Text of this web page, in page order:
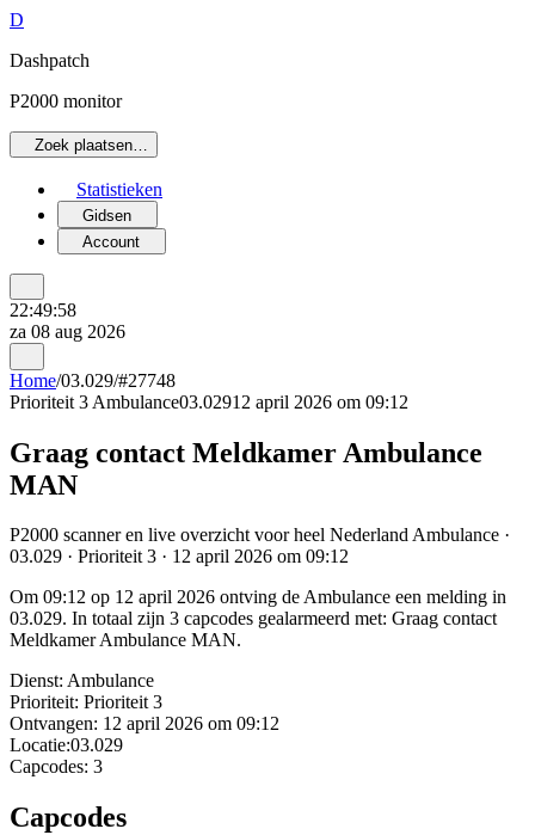
D
Dashpatch
P2000 monitor
Zoek plaatsen…
Statistieken
Gidsen
Account
22:49:58
za 08 aug 2026
Home/03.029/#27748
Prioriteit 3 Ambulance03.02912 april 2026 om 09:12
Graag contact Meldkamer Ambulance
MAN
P2000 scanner en live overzicht voor heel Nederland Ambulance ·
03.029 · Prioriteit 3 · 12 april 2026 om 09:12
Om 09:12 op 12 april 2026 ontving de Ambulance een melding in
03.029. In totaal zijn 3 capcodes gealarmeerd met: Graag contact
Meldkamer Ambulance MAN.
Dienst: Ambulance
Prioriteit: Prioriteit 3
Ontvangen: 12 april 2026 om 09:12
Locatie:03.029
Capcodes: 3
Capcodes